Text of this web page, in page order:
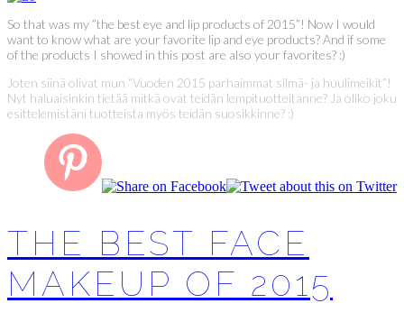
So that was my ”the best eye and lip products of 2015”! Now I would
want to know what are your favorite lip and eye products? And if some
of the products I showed in this post are also your favorites? :)
Joten siinä olivat mun “Vuoden 2015 parhaimmat silmä- ja huulimeikit”!
Nyt haluaisinkin tietää mitkä ovat teidän lempituotteitanne? Ja oliko joku
esittelemistäni tuotteista myös teidän suosikkinne? :)
THE BEST FACE
MAKEUP OF 2015